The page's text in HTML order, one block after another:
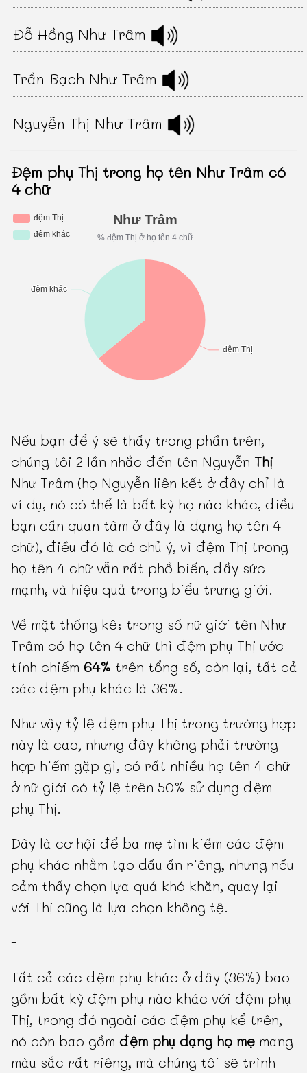
Đỗ Hồng Như Trâm
Trần Bạch Như Trâm
Nguyễn Thị Như Trâm
Đệm phụ Thị trong họ tên Như Trâm có
4 chữ
Nếu bạn để ý sẽ thấy trong phần trên,
chúng tôi 2 lần nhắc đến tên Nguyễn Thị
Như Trâm (họ Nguyễn liên kết ở đây chỉ là
ví dụ, nó có thể là bất kỳ họ nào khác, điều
bạn cần quan tâm ở đây là dạng họ tên 4
chữ), điều đó là có chủ ý, vì đệm Thị trong
họ tên 4 chữ vẫn rất phổ biến, đầy sức
mạnh, và hiệu quả trong biểu trưng giới.
Về mặt thống kê: trong số nữ giới tên Như
Trâm có họ tên 4 chữ thì đệm phụ Thị ước
tính chiếm64% trên tổng số, còn lại, tất cả
các đệm phụ khác là 36%.
Như vậy tỷ lệ đệm phụ Thị trong trường hợp
này là cao, nhưng đây không phải trường
hợp hiếm gặp gì, có rất nhiều họ tên 4 chữ
ở nữ giới có tỷ lệ trên 50% sử dụng đệm
phụ Thị.
Đây là cơ hội để ba mẹ tìm kiếm các đệm
phụ khác nhằm tạo dấu ấn riêng, nhưng nếu
cảm thấy chọn lựa quá khó khăn, quay lại
với Thị cũng là lựa chọn không tệ.
-
Tất cả các đệm phụ khác ở đây (36%) bao
gồm bất kỳ đệm phụ nào khác với đệm phụ
Thị, trong đó ngoài các đệm phụ kể trên,
nó còn bao gồmđệm phụ dạng họ mẹ mang
màu sắc rất riêng, mà chúng tôi sẽ trình